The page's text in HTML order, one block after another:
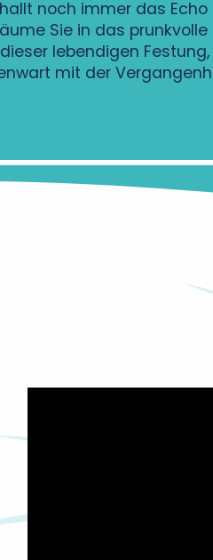
noch immer das
Sie in das
lebendigen
mit der